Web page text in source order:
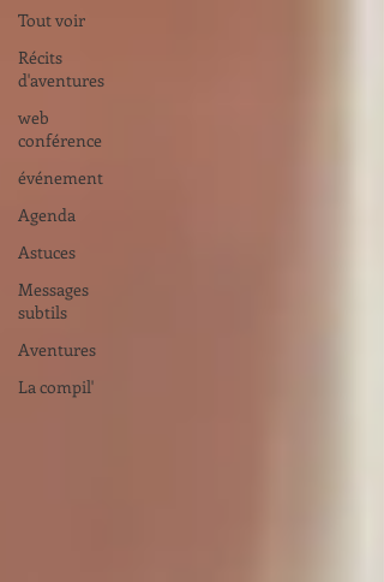
Tout voir
Récits
d'aventures
web
conférence
événement
Agenda
Astuces
Messages
subtils
Aventures
La compil'